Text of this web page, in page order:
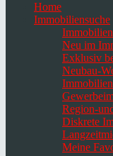
Home
Immobiliensuche
Neu im
Exklusiv
Neubau-
Region-
Diskrete
Meine